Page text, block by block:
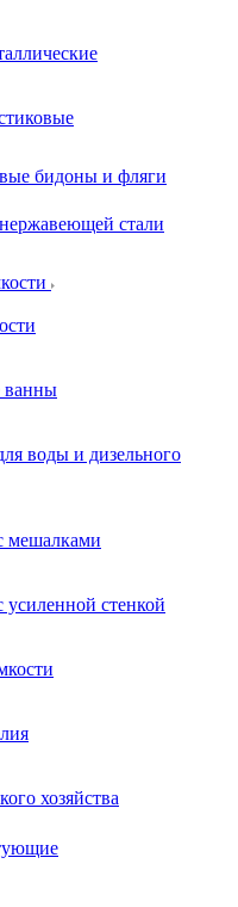
бидоны и фляги
стали
воды и дизельного
мешалками
усиленной стенкой
хозяйства